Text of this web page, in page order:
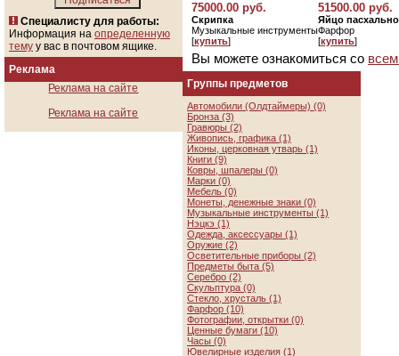
Специалисту для работы:
Информация на определенную
тему у вас в почтовом ящике.
Реклама
Реклама на сайте
Реклама на сайте
75000.00 руб.
Скрипка
Музыкальные инструменты
[купить]
51500.00 руб.
Яйцо
Фарфор
[купить]
Вы можете ознакомиться со
Группы предметов
Автомобили (Олдтаймеры) (0)
Бронза (3)
Гравюры (2)
Живопись, графика (1)
Иконы, церковная утварь (1)
Книги (9)
Ковры, шпалеры (0)
Марки (0)
Мебель (0)
Монеты, денежные знаки (0)
Музыкальные инструменты (1)
Нэцкэ (1)
Одежда, аксессуары (1)
Оружие (2)
Осветительные приборы (2)
Предметы быта (5)
Серебро (2)
Скульптура (0)
Стекло, хрусталь (1)
Фарфор (10)
Фотографии, открытки (0)
Ценные бумаги (10)
Часы (0)
Ювелирные изделия (1)